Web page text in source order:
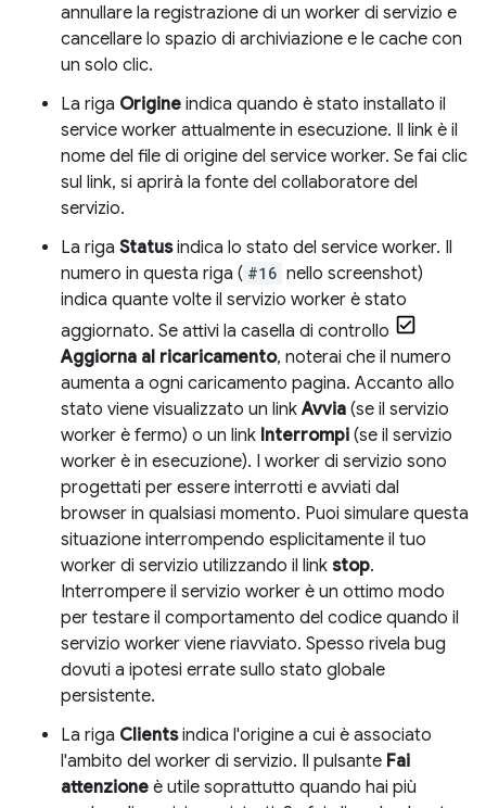
annullare la registrazione di un worker di servizio e
cancellare lo spazio di archiviazione e le cache con
un solo clic.
La riga Origine indica quando è stato installato il
service worker attualmente in esecuzione. Il link è il
nome del file di origine del service worker. Se fai clic
sul link, si aprirà la fonte del collaboratore del
servizio.
La riga Statusindica lo stato del service worker. Il
numero in questa riga ( #16 nello screenshot)
indica quante volte il servizio worker è stato
aggiornato. Se attivi la casella di controllo
Aggiorna al ricaricamento, noterai che il numero
aumenta a ogni caricamento pagina. Accanto allo
stato viene visualizzato un linkAvvia (se il servizio
worker è fermo) o un link Interrompi (se il servizio
worker è in esecuzione). I worker di servizio sono
progettati per essere interrotti e avviati dal
browser in qualsiasi momento. Puoi simulare questa
situazione interrompendo esplicitamente il tuo
worker di servizio utilizzando il link stop.
Interrompere il servizio worker è un ottimo modo
per testare il comportamento del codice quando il
servizio worker viene riavviato. Spesso rivela bug
dovuti a ipotesi errate sullo stato globale
persistente.
La riga Clientsindica l'origine a cui è associato
l'ambito del worker di servizio. Il pulsante Fai
attenzione è utile soprattutto quando hai più